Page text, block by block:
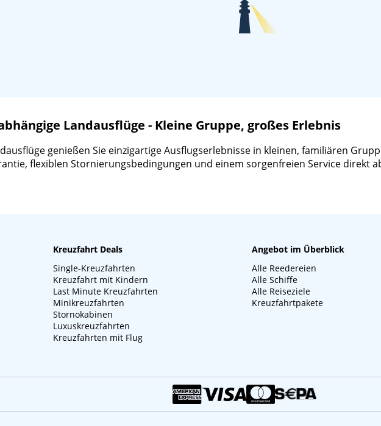
Landausflüge - Kleine Gruppe, großes Erlebnis
genießen Sie einzigartige Ausflugserlebnisse in kleinen, familiären
flexiblen Stornierungsbedingungen und einem sorgenfreien Service direkt
Kreuzfahrt Deals
Single-Kreuzfahrten
Kreuzfahrt mit Kindern
Last Minute Kreuzfahrten
Minikreuzfahrten
Stornokabinen
Luxuskreuzfahrten
Kreuzfahrten mit Flug
Angebot im Überblick
Alle Reedereien
Alle Schiffe
Alle Reiseziele
Kreuzfahrtpakete